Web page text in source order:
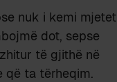
nuk i kemi mjetet
dot, sepse
të gjithë në
që ta tërheqim.